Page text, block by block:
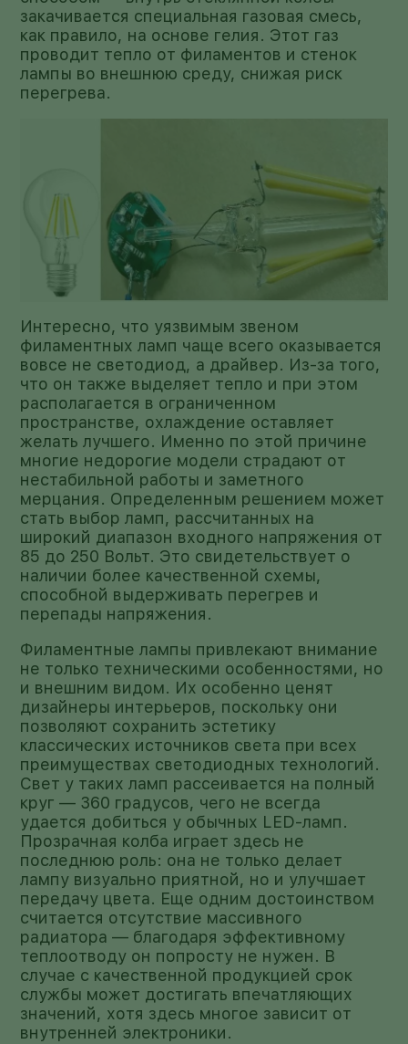
закачивается специальная газовая смесь,
как правило, на основе гелия. Этот газ
проводит тепло от филаментов и стенок
лампы во внешнюю среду, снижая риск
перегрева.
Интересно, что уязвимым звеном
филаментных ламп чаще всего оказывается
вовсе не светодиод, а драйвер. Из-за того,
что он также выделяет тепло и при этом
располагается в ограниченном
пространстве, охлаждение оставляет
желать лучшего. Именно по этой причине
многие недорогие модели страдают от
нестабильной работы и заметного
мерцания. Определенным решением может
стать выбор ламп, рассчитанных на
широкий диапазон входного напряжения от
85 до 250 Вольт. Это свидетельствует о
наличии более качественной схемы,
способной выдерживать перегрев и
перепады напряжения.
Филаментные лампы привлекают внимание
не только техническими особенностями, но
и внешним видом. Их особенно ценят
дизайнеры интерьеров, поскольку они
позволяют сохранить эстетику
классических источников света при всех
преимуществах светодиодных технологий.
Свет у таких ламп рассеивается на полный
круг — 360 градусов, чего не всегда
удается добиться у обычных LED-ламп.
Прозрачная колба играет здесь не
последнюю роль: она не только делает
лампу визуально приятной, но и улучшает
передачу цвета. Еще одним достоинством
считается отсутствие массивного
радиатора — благодаря эффективному
теплоотводу он попросту не нужен. В
случае с качественной продукцией срок
службы может достигать впечатляющих
значений, хотя здесь многое зависит от
внутренней электроники.